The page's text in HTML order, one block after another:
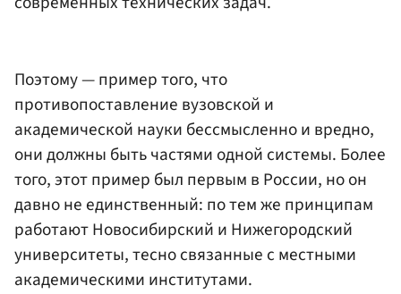
Поэтому — пример того, что
противопоставление вузовской и
академической науки бессмысленно и вредно,
они должны быть частями одной системы. Более
того, этот пример был первым в России, но он
давно не единственный: по тем же принципам
работают Новосибирский и Нижегородский
университеты, тесно связанные с местными
академическими институтами.